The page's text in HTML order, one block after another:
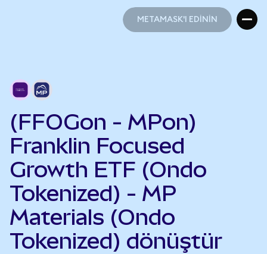
METAMASK'I EDİNİN
(FFOGon - MPon)
Franklin Focused
Growth ETF (Ondo
Tokenized) - MP
Materials (Ondo
Tokenized) dönüştür